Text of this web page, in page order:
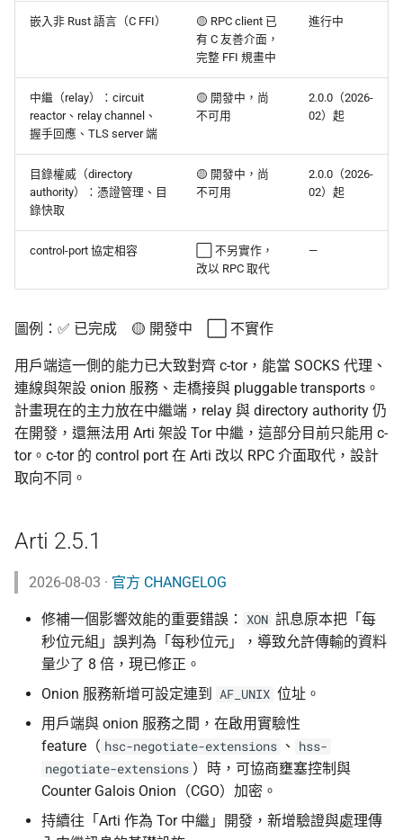
嵌入非 Rust 語言（C FFI）
🟡 RPC client 已
有 C 友善介面，
完整 FFI 規畫中
進行中
中繼（relay）：circuit
reactor、relay channel、
握手回應、TLS server 端
🟡 開發中，尚
不可用
2.0.0（2026-
02）起
目錄權威（directory
authority）：憑證管理、目
錄快取
🟡 開發中，尚
不可用
2.0.0（2026-
02）起
control-port 協定相容
⬜ 不另實作，
改以 RPC 取代
—
圖例：✅ 已完成 🟡 開發中 ⬜ 不實作
用戶端這一側的能力已大致對齊 c-tor，能當 SOCKS 代理、
連線與架設 onion 服務、走橋接與 pluggable transports。
計畫現在的主力放在中繼端，relay 與 directory authority 仍
在開發，還無法用 Arti 架設 Tor 中繼，這部分目前只能用 c-
tor。c-tor 的 control port 在 Arti 改以 RPC 介面取代，設計
取向不同。
Arti 2.5.1
2026-08-03 · 官方 CHANGELOG
修補一個影響效能的重要錯誤： XON 訊息原本把「每
秒位元組」誤判為「每秒位元」，導致允許傳輸的資料
量少了 8 倍，現已修正。
Onion 服務新增可設定連到
AF_UNIX 位址。
用戶端與 onion 服務之間，在啟用實驗性
feature（ hsc-negotiate-extensions 、
hss-
negotiate-extensions ）時，可協商壅塞控制與
Counter Galois Onion（CGO）加密。
持續往「Arti 作為 Tor 中繼」開發，新增驗證與處理傳